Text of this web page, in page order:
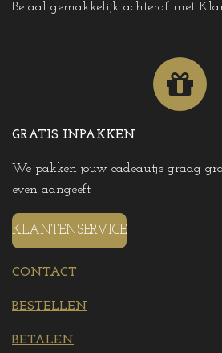
Betaal gemakkelijk achteraf met
GRATIS INPAKKEN
We pakken jouw cadeautje graag
even aangeeft
KLANTENSERVICE
CONTACT
BESTELLEN
BETALEN